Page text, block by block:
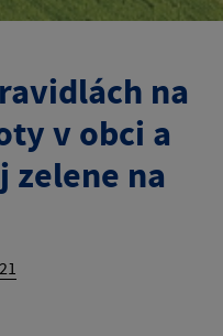
na
v obci a
zelene na